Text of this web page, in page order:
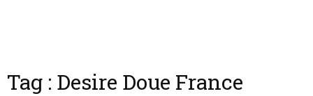
Tag : Desire Doue France